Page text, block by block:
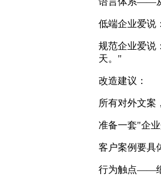
低端企业爱说
规范企业爱说
天。"
改造建议：
所有对外文案
准备一套"企
客户案例要具
行为触点——